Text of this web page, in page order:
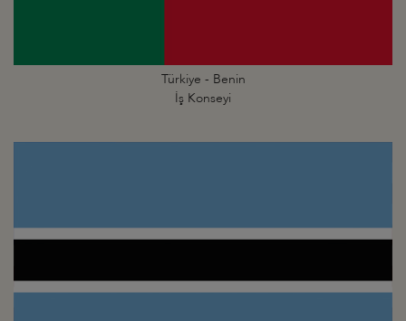
Türkiye - Benin
İş Konseyi